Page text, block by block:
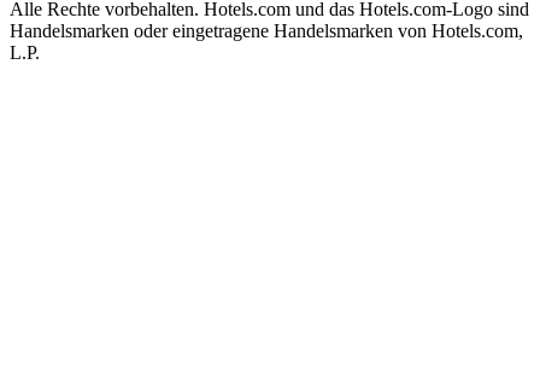
Alle Rechte vorbehalten. Hotels.com und das Hotels.com-Logo sind
Handelsmarken oder eingetragene Handelsmarken von Hotels.com,
L.P.